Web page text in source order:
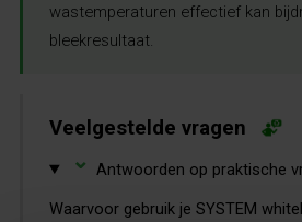
wastemperaturen effectief kan
bleekresultaat.
Veelgestelde vragen
⌄ Antwoorden op praktische vragen over gebruik,
Waarvoor gebruik je SYSTEM